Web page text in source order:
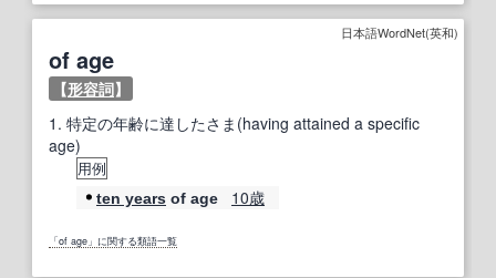
日本語WordNet(英和)
of age
【形容詞】
1. 特定の年齢に達したさま(having attained a specific
age)
用例
ten years of age 10歳
「of age」に関する類語一覧